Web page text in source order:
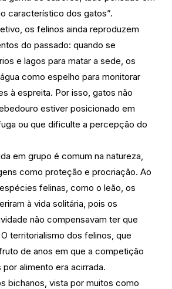
característico dos gatos”.
os felinos ainda reproduzem
do passado: quando se
e lagos para matar a sede, os
como espelho para monitorar
à espreita. Por isso, gatos não
estiver posicionado em
ou que dificulte a percepção do
em grupo é comum na natureza,
como proteção e procriação. Ao
felinas, como o leão, os
à vida solitária, pois os
não compensavam ter que
territorialismo dos felinos, que
de anos em que a competição
alimento era acirrada.
bichanos, vista por muitos como